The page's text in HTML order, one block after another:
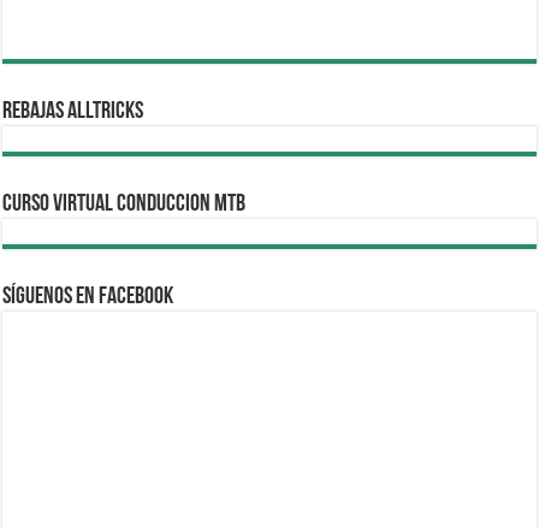
REBAJAS ALLTRICKS
CURSO VIRTUAL CONDUCCION MTB
Síguenos en Facebook